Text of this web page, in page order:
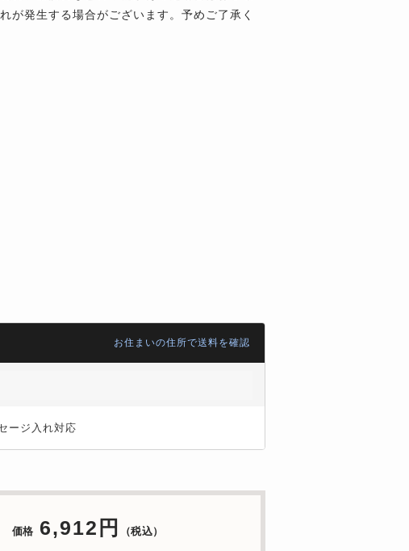
が発生する場合がございます。予めご了承く
お住まいの住所で送料を確認
ージ入れ対応
価格 6,912円 （税込）